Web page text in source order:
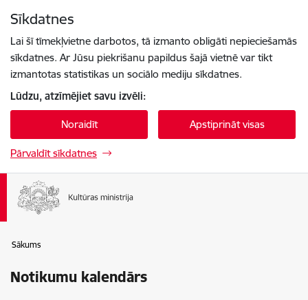
Sīkdatnes
Lai šī tīmekļvietne darbotos, tā izmanto obligāti nepieciešamās
sīkdatnes. Ar Jūsu piekrišanu papildus šajā vietnē var tikt
izmantotas statistikas un sociālo mediju sīkdatnes.
Lūdzu, atzīmējiet savu izvēli:
Noraidīt Apstiprināt visas
Pārvaldīt sīkdatnes
Sākums
Notikumu kalendārs